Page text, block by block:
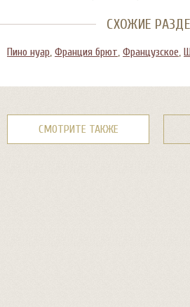
СХОЖИЕ
Пино нуар, Франция брют, Французское,
СМОТРИТЕ ТАКЖЕ